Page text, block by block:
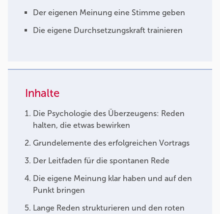
Der eigenen Meinung eine Stimme geben
Die eigene Durchsetzungskraft trainieren
Inhalte
Die Psychologie des Überzeugens: Reden
halten, die etwas bewirken
Grundelemente des erfolgreichen Vortrags
Der Leitfaden für die spontanen Rede
Die eigene Meinung klar haben und auf den
Punkt bringen
Lange Reden strukturieren und den roten